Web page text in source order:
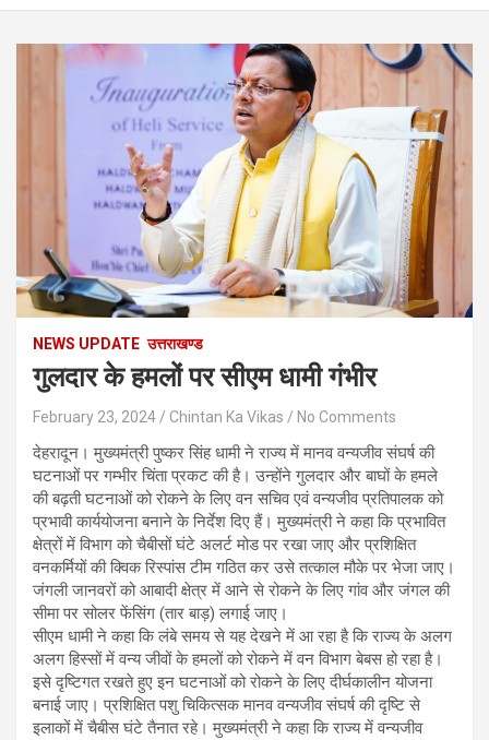
NEWS UPDATE उत्तराखण्ड
गुलदार के हमलों पर सीएम धामी गंभीर
February 23, 2024 Chintan Ka Vikas No Comments
देहरादून। मुख्यमंत्री पुष्कर सिंह धामी ने राज्य में मानव वन्यजीव संघर्ष की
घटनाओं पर गम्भीर चिंता प्रकट की है। उन्होंने गुलदार और बाघों के हमले
की बढ़ती घटनाओं को रोकने के लिए वन सचिव एवं वन्यजीव प्रतिपालक को
प्रभावी कार्ययोजना बनाने के निर्देश दिए हैं। मुख्यमंत्री ने कहा कि प्रभावित
क्षेत्रों में विभाग को चैबीसों घंटे अलर्ट मोड पर रखा जाए और प्रशिक्षित
वनकर्मियों की क्विक रिस्पांस टीम गठित कर उसे तत्काल मौके पर भेजा जाए।
जंगली जानवरों को आबादी क्षेत्र में आने से रोकने के लिए गांव और जंगल की
सीमा पर सोलर फेंसिंग (तार बाड़) लगाई जाए।
सीएम धामी ने कहा कि लंबे समय से यह देखने में आ रहा है कि राज्य के अलग
अलग हिस्सों में वन्य जीवों के हमलों को रोकने में वन विभाग बेबस हो रहा है।
इसे दृष्टिगत रखते हुए इन घटनाओं को रोकने के लिए दीर्घकालीन योजना
बनाई जाए। प्रशिक्षित पशु चिकित्सक मानव वन्यजीव संघर्ष की दृष्टि से
इलाकों में चैबीस घंटे तैनात रहे। मुख्यमंत्री ने कहा कि राज्य में वन्यजीव